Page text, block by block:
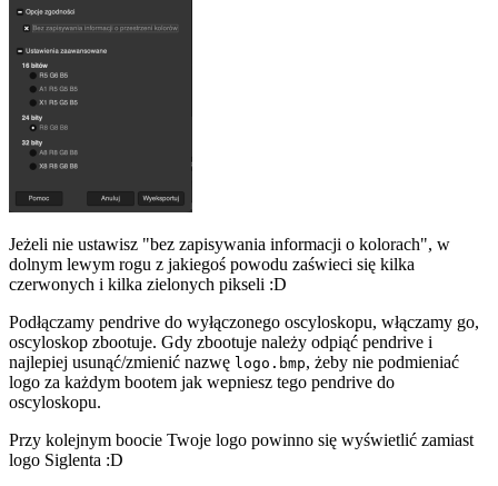
Jeżeli nie ustawisz "bez zapisywania informacji o kolorach", w
dolnym lewym rogu z jakiegoś powodu zaświeci się kilka
czerwonych i kilka zielonych pikseli :D
Podłączamy pendrive do wyłączonego oscyloskopu, włączamy go,
oscyloskop zbootuje. Gdy zbootuje należy odpiąć pendrive i
najlepiej usunąć/zmienić nazwę logo.bmp, żeby nie podmieniać
logo za każdym bootem jak wepniesz tego pendrive do
oscyloskopu.
Przy kolejnym boocie Twoje logo powinno się wyświetlić zamiast
logo Siglenta :D